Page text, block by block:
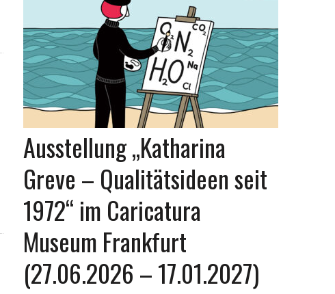
Ausstellung „Katharina
Greve – Qualitätsideen seit
1972“ im Caricatura
Museum Frankfurt
(27.06.2026 – 17.01.2027)